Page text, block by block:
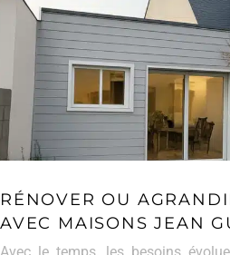
RÉNOVER OU
AVEC MAISONS JEAN